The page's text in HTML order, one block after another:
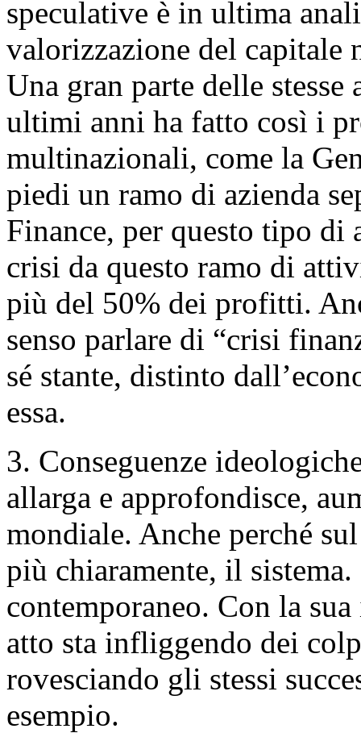
speculative è in ultima
valorizzazione del
Una gran parte delle
ultimi anni ha fatto così i
multinazionali, come la
piedi un ramo di azienda
Finance, per questo tipo
crisi da questo ramo di
più del 50% dei profitti.
senso parlare di “crisi
sé stante, distinto
essa.
3. Conseguenze
allarga e approfondisce,
mondiale. Anche perché
più chiaramente, il
contemporaneo. Con la
atto sta infliggendo dei
rovesciando gli stessi
esempio.